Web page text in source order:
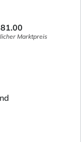
Marktpreis